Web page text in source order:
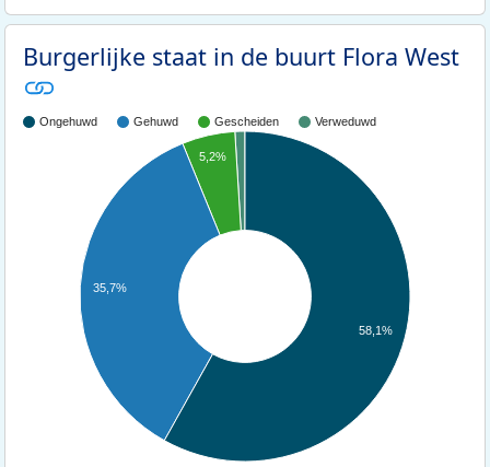
Burgerlijke staat in de buurt Flora West
Ongehuwd Gehuwd Gescheiden Verweduwd
5,2%
35,7%
58,1%